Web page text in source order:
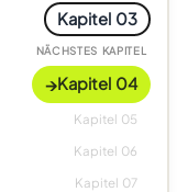
Kapitel 03
NÄCHSTES KAPITEL
→Kapitel 04
Kapitel 05
Kapitel 06
Kapitel 07